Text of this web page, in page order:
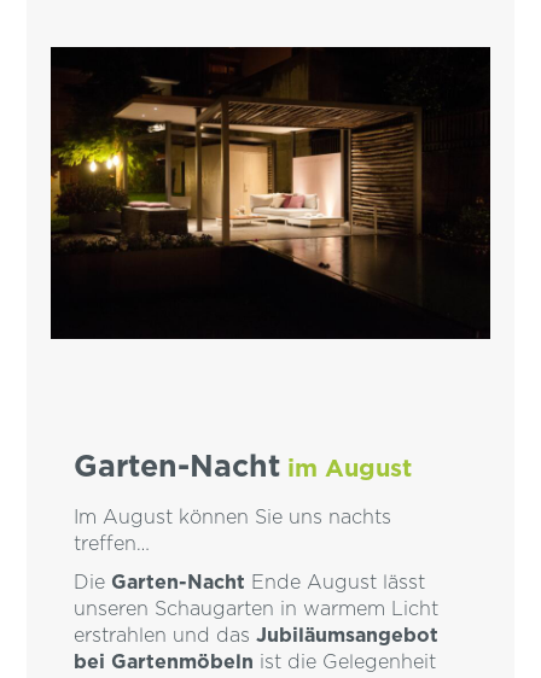
Garten-Nachtim August
Im August können Sie uns nachts
treffen…
Die Garten-Nacht Ende August lässt
unseren Schaugarten in warmem Licht
erstrahlen und das Jubiläumsangebot
bei Gartenmöbeln ist die Gelegenheit